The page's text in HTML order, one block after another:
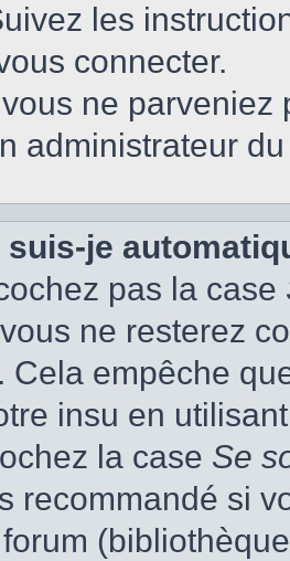
les
connecter.
ne
administrateur
suis-je
pas la case
ne resterez
Cela empêche
insu en
la case Se
recommandé si